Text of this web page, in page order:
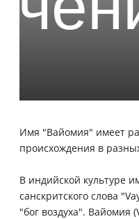
Имя "Вайомия" имеет
происхождения в
В индийской культуре
санскритского слова
"бог воздуха". Вайомия